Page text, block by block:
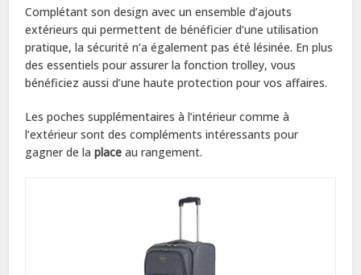
Complétant son design avec un ensemble d’ajouts
extérieurs qui permettent de bénéficier d’une utilisation
pratique, la sécurité n’a également pas été lésinée. En plus
des essentiels pour assurer la fonction trolley, vous
bénéficiez aussi d’une haute protection pour vos affaires.
Les poches supplémentaires à l’intérieur comme à
l’extérieur sont des compléments intéressants pour
gagner de laplace au rangement.